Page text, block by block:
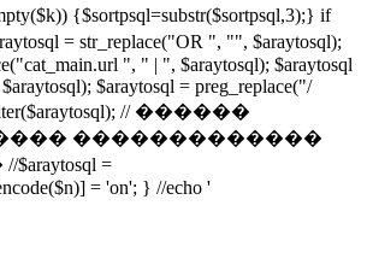
if
str_replace("OR ", "", $araytosql);
", " | ", $araytosql); $araytosql
$araytosql = preg_replace("/
// ������
// ������ �������������
=
= 'on'; } //echo '